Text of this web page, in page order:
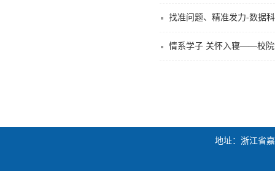
找准问题、精准发力-数据
情系学子 关怀入寝——校院
地址：浙江省